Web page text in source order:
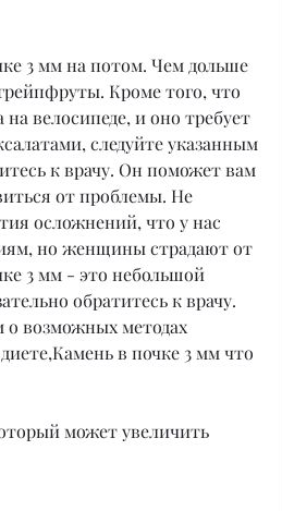
3 мм на потом. Чем дольше
Кроме того, что
на велосипеде, и оно требует
следуйте указанным
к врачу. Он поможет вам
от проблемы. Не
осложнений, что у нас
но женщины страдают от
3 мм - это небольшой
обратитесь к врачу.
о возможных методах
в почке 3 мм что
может увеличить